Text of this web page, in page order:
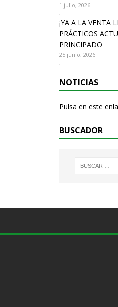
1 julio, 2026
¡YA A LA VENTA
PRÁCTICOS
PRINCIPADO
25 junio, 2026
NOTICIAS
Pulsa en este
BUSCADOR